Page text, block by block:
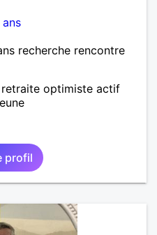
ans
recherche rencontre
optimiste actif
profil